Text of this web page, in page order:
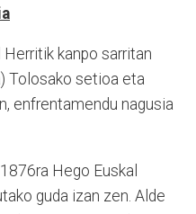
Herritik kanpo sarritan
Tolosako setioa eta
enfrentamendu nagusia
Hego Euskal
guda izan zen. Alde